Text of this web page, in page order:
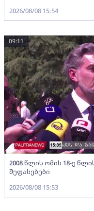
2026/08/08 15:54
2008 წლის ომის 18-ე
შეფასებები
09:11
2026/08/08 15:53